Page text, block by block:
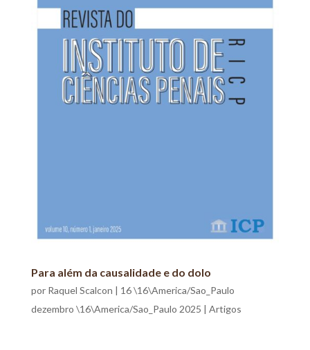
Para além da causalidade e do dolo
por Raquel Scalcon | 16 \16\America/Sao_Paulo
dezembro \16\America/Sao_Paulo 2025 | Artigos